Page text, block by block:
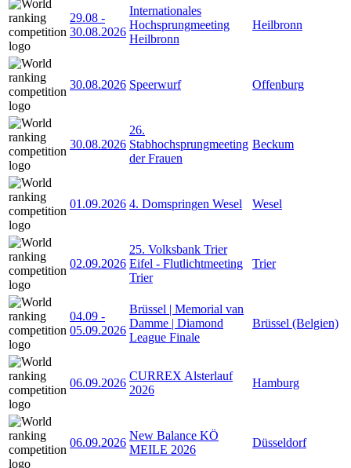
29.08 -
30.08.2026
Internationales
Hochsprungmeeting
Heilbronn
Heilbronn
30.08.2026 Speerwurf Offenburg
30.08.2026
26.
Stabhochsprungmeeting
der Frauen
Beckum
01.09.2026 4. Domspringen Wesel Wesel
02.09.2026
25. Volksbank Trier
Eifel - Flutlichtmeeting
Trier
Trier
04.09 -
05.09.2026
Brüssel | Memorial van
Damme | Diamond
League Finale
Brüssel (Belgien)
06.09.2026
CURREX Alsterlauf
2026
Hamburg
06.09.2026
New Balance KÖ
MEILE 2026
Düsseldorf